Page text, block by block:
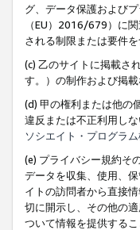
グ、データ保護および
（EU）2016/679）に
される制限または要件
(c) 乙のサイトに掲載さ
す。）の制作および掲
(d) 甲の権利または他の
違反または不正利用し
ソシエイト・プログラ
(e) プライバシー規約そ
データを収集、使用、
イトの訪問者から直接
切に開示し、その他の
ついて情報を提供する